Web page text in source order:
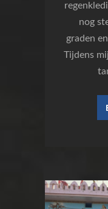
nog
graden
Tijdens